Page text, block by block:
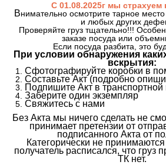
С 01.08.2025г мы страхуем
Внимательно осмотрите тарное
и любых других
Проверяйте груз тщательно!!!
заказе посуда или
Если посуда разбита, это
При условии обнаружения
вскрытия:
Сфотографируйте коробки в
Составьте Акт (подробно
Подпишите Акт в транспортной
Заберите один экземпляр
Свяжитесь с нами
Без Акта мы ничего сделать не
принимает претензии от
подписанного Акта от
Категорически не
получатель расписался, что груз
ТК нет.